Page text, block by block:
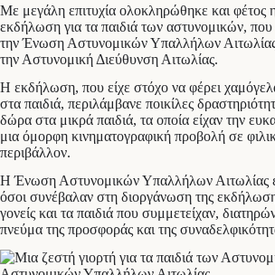
Με μεγάλη επιτυχία ολοκληρώθηκε και φέτος
εκδήλωση για τα παιδιά των αστυνομικών,
την Ένωση Αστυνομικών Υπαλλήλων
την Αστυνομική Διεύθυνση Αιτωλίας.
Η εκδήλωση, που είχε στόχο να φέρει
στα παιδιά, περιλάμβανε ποικίλες
δώρα στα μικρά παιδιά, τα οποία είχαν την
μια όμορφη κινηματογραφική προβολή σε
περιβάλλον.
Η Ένωση Αστυνομικών Υπαλλήλων Αιτωλίας
όσοι συνέβαλαν στη διοργάνωση της
γονείς και τα παιδιά που συμμετείχαν,
πνεύμα της προσφοράς και της